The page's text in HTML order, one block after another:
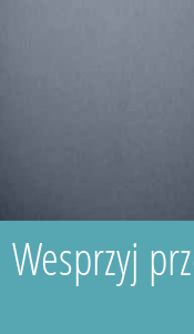
Wesprzyj